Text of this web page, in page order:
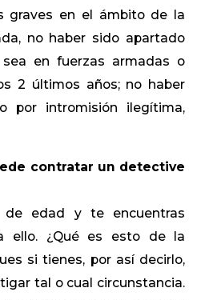
graves en el ámbito de la
no haber sido apartado
en fuerzas armadas o
2 últimos años; no haber
por intromisión ilegítima,
contratar un detective
de edad y te encuentras
ello. ¿Qué es esto de la
si tienes, por así decirlo,
tal o cual circunstancia.